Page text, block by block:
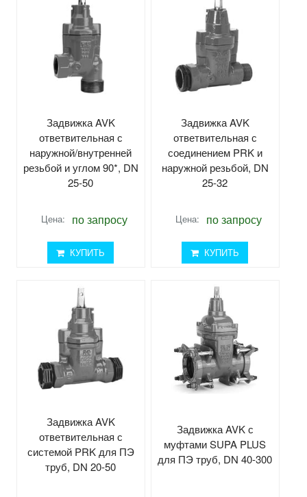
Задвижка AVK
ответвительная с
наружной/внутренней
резьбой и углом 90*, DN
25-50
Цена: по запросу
КУПИТЬ
Задвижка AVK
ответвительная с
соединением PRK и
наружной резьбой, DN
25-32
Цена: по запросу
КУПИТЬ
Задвижка AVK
ответвительная с
системой PRK для ПЭ
труб, DN 20-50
Задвижка AVK с
муфтами SUPA PLUS
для ПЭ труб, DN 40-300